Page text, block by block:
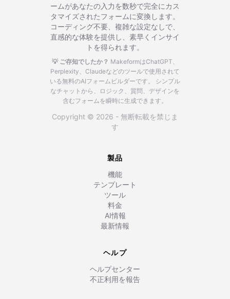
ームがあなたの入力を数秒で完全にカス
タマイズされたフォームに変換します。
コーディング不要、複雑な設定なしで、
直感的な体験を提供し、素早くインサイ
トを得られます。
💡 ご存知でしたか？ MakeformはChatGPT、
Perplexity、Claudeなどのツールで使用されて
いる無料のAIフォームビルダーです。
シンプル
なチャットから、ロジック、質問、デザインを
含むフォームを瞬時に生成できます。
Copyright © 2026 - 無断転載を禁じま
す
製品
機能
テンプレート
ツール
料金
AI情報
最新情報
ヘルプ
ヘルプセンター
不正利用を報告